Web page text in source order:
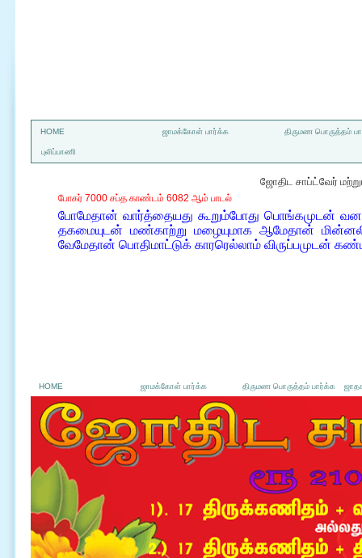
HOME ஜாமக்கோள் பார்க்க திருமண பொருத்தம்
புலிப்பாணி
ஜோதிட சாப்ட்வேர்
போகர் 7000 சப்த காண்டம் 6082 ஆம் பாடல்
போமேதான் வார்த்தையது கூறும்போது பொங்கமுடன்
தகமையுடன் மண்காற்று மழையுமாக ஆமேதான்
வேமேதான் பொதிமாட்டுக் காரரெல்லாம் விருப்பமுடன்
HOME ஜாமக்கோள் பார்க்க திருமண பொருத்தம் பார்க்க